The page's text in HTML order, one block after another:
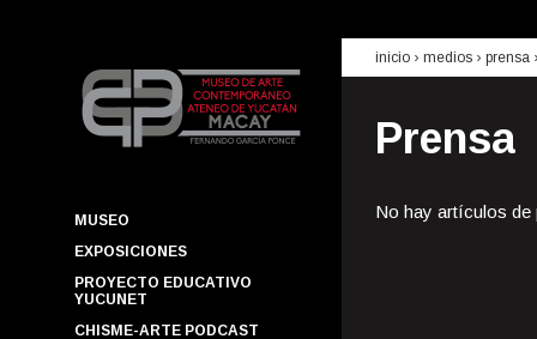
MUSEO
EXPOSICIONES
PROYECTO EDUCATIVO
YUCUNET
CHISME-ARTE PODCAST
inicio › medios › prensa
Prensa
No hay artículos de